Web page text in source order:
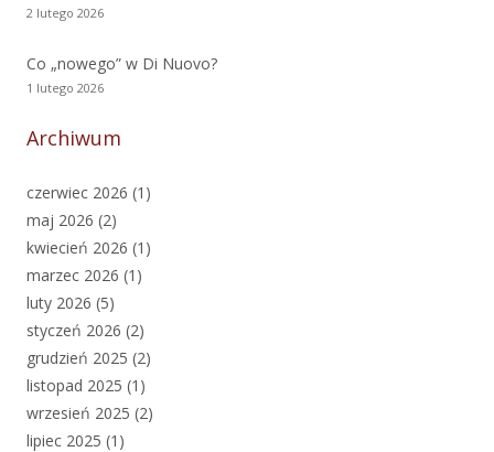
2 lutego 2026
Co „nowego” w Di Nuovo?
1 lutego 2026
Archiwum
czerwiec 2026 (1)
maj 2026 (2)
kwiecień 2026 (1)
marzec 2026 (1)
luty 2026 (5)
styczeń 2026 (2)
grudzień 2025 (2)
listopad 2025 (1)
wrzesień 2025 (2)
lipiec 2025 (1)